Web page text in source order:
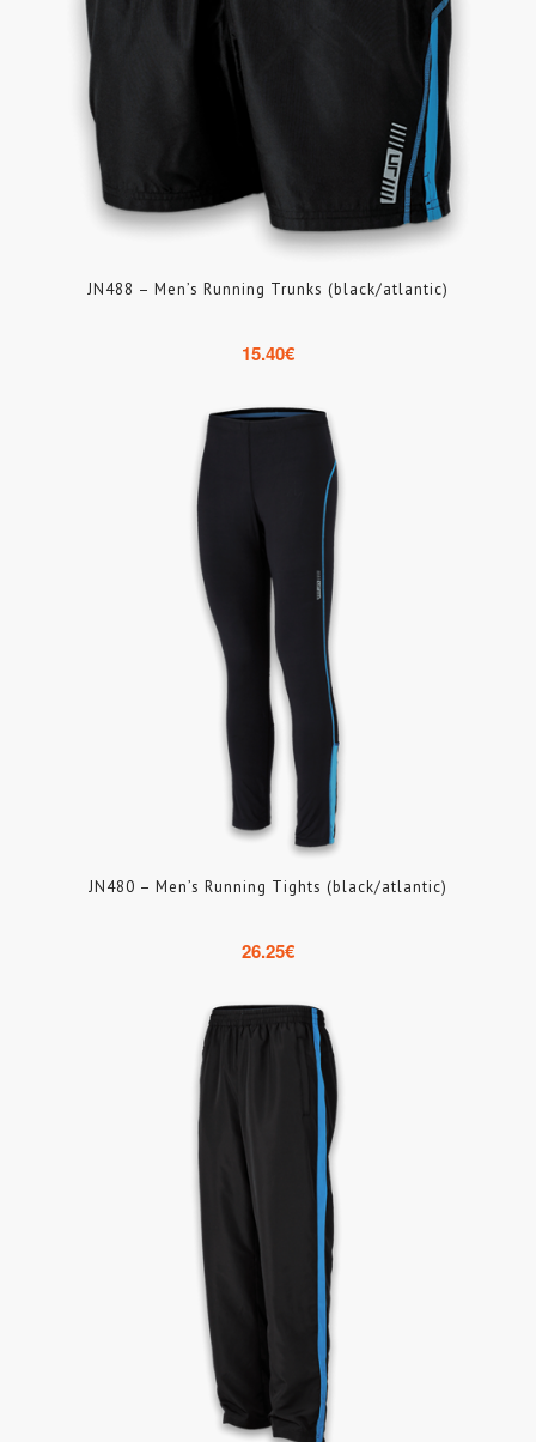
JN488 – Men’s Running Trunks (black/atlantic)
15.40€
JN480 – Men’s Running Tights (black/atlantic)
26.25€